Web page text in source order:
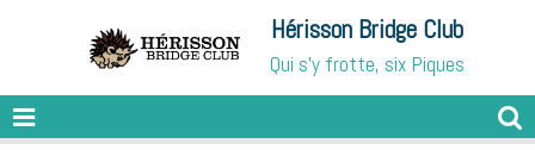
Hérisson Bridge Club
Qui s'y frotte, six Piques